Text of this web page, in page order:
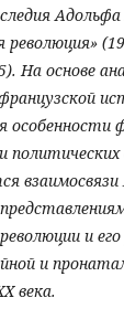
революция»
На основе
политических
и
и
века.